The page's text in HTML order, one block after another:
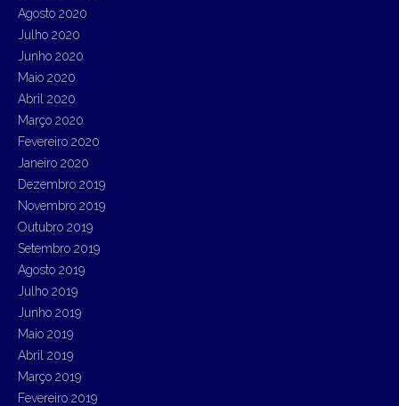
Agosto 2020
Julho 2020
Junho 2020
Maio 2020
Abril 2020
Março 2020
Fevereiro 2020
Janeiro 2020
Dezembro 2019
Novembro 2019
Outubro 2019
Setembro 2019
Agosto 2019
Julho 2019
Junho 2019
Maio 2019
Abril 2019
Março 2019
Fevereiro 2019